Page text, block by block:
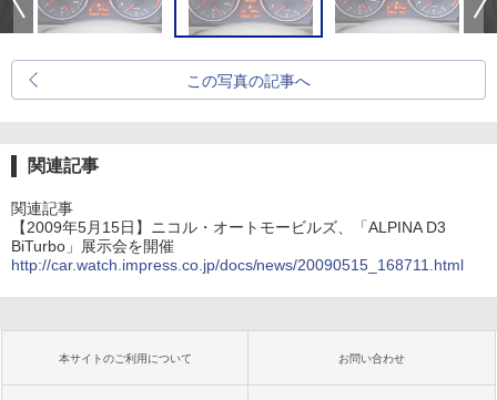
この写真の記事へ
関連記事
関連記事
【2009年5月15日】ニコル・オートモービルズ、「ALPINA D3
BiTurbo」展示会を開催
http://car.watch.impress.co.jp/docs/news/20090515_168711.html
本サイトのご利用について お問い合わせ